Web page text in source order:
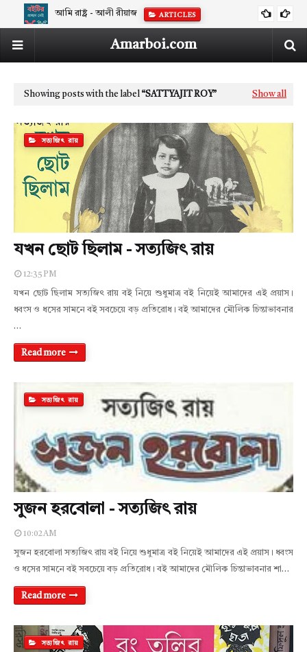
আমি রাষ্ট্র - আলী রীয়াজ ARTICLES
Amarboi.com
Showing posts with the label SATTYAJIT ROY Show all
সত্যজিৎ রায়
যখন ছোট ছিলাম - সত্যজিৎ রায়
12:35 PM
যখন ছোট ছিলাম সত্যজিৎ রায় বই নিয়ে শুধুমাত্র বই নিয়েই আমাদের এই প্রয়াস।
ধ্বংস ও ধসের সামনে বই সবচেয়ে বড় প্রতিরোধ। বই আমাদের মৌলিক চিন্তাভাবনার
…
Read more
সত্যজিৎ রায়
সুজন হরবোলা - সত্যজিৎ রায়
10:02 AM
সুজন হরবোলা সত্যজিৎ রায় বই নিয়ে শুধুমাত্র বই নিয়েই আমাদের এই প্রয়াস। ধ্বংস
ও ধসের সামনে বই সবচেয়ে বড় প্রতিরোধ। বই আমাদের মৌলিক চিন্তাভাবনার শা…
Read more
সত্যজিৎ রায়